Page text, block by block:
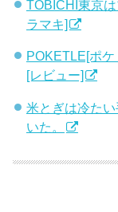
TOBICHI東京
ラマキ]
POKETLE[ポ
[レビュー]
米とぎは冷た
いた。